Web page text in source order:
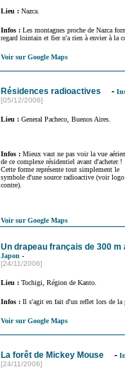
Lieu : Nazca.
Infos : Les montagnes proche de Nazca
regard lointain et fier n'a rien à envier à la
Voir sur Google Maps
Résidences radioactives -
[05/12/2006]
Lieu : General Pacheco, Buenos Aires.
Infos : Mieux vaut ne pas voir la vue
de ce complexe résidentiel avant d'acheter !
Cette forme représente tout simplement le
symbole d'une source radioactive (voir
contre).
Voir sur Google Maps
Un drapeau français de 300 m
Japon -
[24/11/2006]
Lieu : Tochigi, Région de Kanto.
Infos : Il s'agit en fait d'un reflet lors de la
Voir sur Google Maps
La forêt de Mickey Mouse -
[24/11/2006]